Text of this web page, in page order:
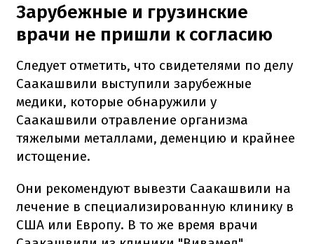
Зарубежные и грузинские
врачи не пришли к согласию
Следует отметить, что свидетелями по делу
Саакашвили выступили зарубежные
медики, которые обнаружили у
Саакашвили отравление организма
тяжелыми металлами, деменцию и крайнее
истощение.
Они рекомендуют вывезти Саакашвили на
лечение в специализированную клинику в
США или Европу. В то же время врачи